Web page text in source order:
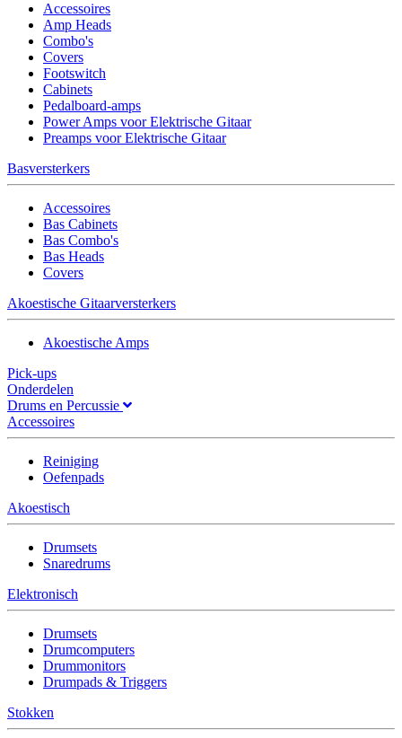
Accessoires
Amp Heads
Combo's
Covers
Footswitch
Cabinets
Pedalboard-amps
Power Amps voor Elektrische Gitaar
Preamps voor Elektrische Gitaar
Basversterkers
Accessoires
Bas Cabinets
Bas Combo's
Bas Heads
Covers
Akoestische Gitaarversterkers
Akoestische Amps
Pick-ups
Onderdelen
Drums en Percussie
Accessoires
Reiniging
Oefenpads
Akoestisch
Drumsets
Snaredrums
Elektronisch
Drumsets
Drumcomputers
Drummonitors
Drumpads & Triggers
Stokken